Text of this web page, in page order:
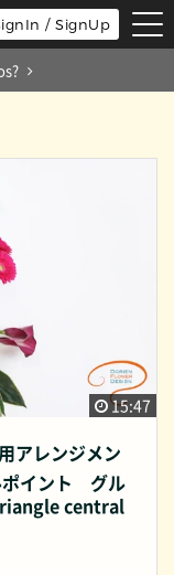
/ SignUp
15:47
アレンジメン
イント グル
central